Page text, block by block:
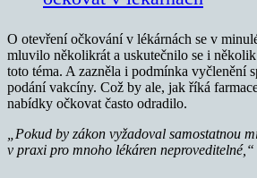
O otevření očkování v lékárnách se v
mluvilo několikrát a uskutečnilo se i
toto téma. A zazněla i podmínka vyčlenění
podání vakcíny. Což by ale, jak říká
nabídky očkovat často odradilo.
„Pokud by zákon vyžadoval samostatnou
v praxi pro mnoho lékáren neproveditelné,“